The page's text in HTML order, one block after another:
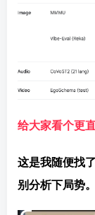
给大家看个更
这是我随便找
别分析下局势。